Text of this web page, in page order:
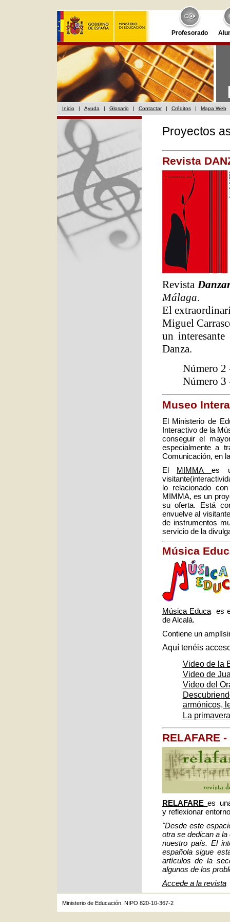
Profesorado
Inicio | Ayuda | Glosario | Contactar | Créditos | Mapa Web
Proyectos
Revista
Revista
Málaga.
El
Miguel
un
Danza.
Número 2
Número 3
Museo
El Ministerio de
Interactivo de la
conseguir el
especialmente a
Comunicación, en
El MIMMA es
lo relacionado
MIMMA, es un
su oferta. Está
envuelve al
de instrumentos
servicio de la
Música
Música Educaes el
de Alcalá.
Contiene un
Aquí tenéis
Video de la
Video de
Video del
armónicos,
La
RELAFARE
RELAFAREes
y reflexionar
"Desde este
otra se dedican a
nuestro país. El
española sigue
artículos de la
algunos de los
Accede a la revista
Ministerio de Educación. NIPO 820-10-367-2